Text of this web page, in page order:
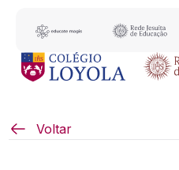
Voltar